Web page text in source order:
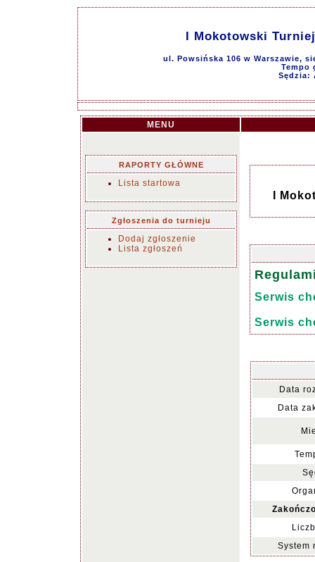
I Mokotowski
ul. Powsińska 106 w Warszawie,
Tempo
Sędzia:
MENU
RAPORTY GŁÓWNE
Lista startowa
Zgłoszenia do turnieju
Dodaj zgłoszenie
Lista zgłoszeń
I
Serwis
Serwis
Data
Data
System